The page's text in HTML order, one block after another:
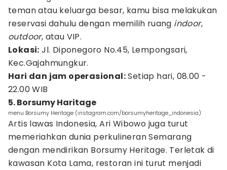
teman atau keluarga besar, kamu bisa melakukan
reservasi dahulu dengan memilih ruang indoor,
outdoor, atau VIP.
Lokasi: Jl. Diponegoro No.45, Lempongsari,
Kec.Gajahmungkur.
Hari dan jam operasional:Setiap hari, 08.00 -
22.00 WIB
5. Borsumy Haritage
menu Borsumy Heritage (instagram.com/borsumyheritage_indonesia)
Artis lawas Indonesia, Ari Wibowo juga turut
memeriahkan dunia perkulineran Semarang
dengan mendirikan Borsumy Heritage. Terletak di
kawasan Kota Lama, restoran ini turut menjadi